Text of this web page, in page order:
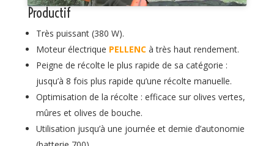
Productif
Très puissant (380 W).
Moteur électrique PELLENCà très haut rendement.
Peigne de récolte le plus rapide de sa catégorie :
jusqu’à 8 fois plus rapide qu’une récolte manuelle.
Optimisation de la récolte : efficace sur olives vertes,
mûres et olives de bouche.
Utilisation jusqu’à une journée et demie d’autonomie